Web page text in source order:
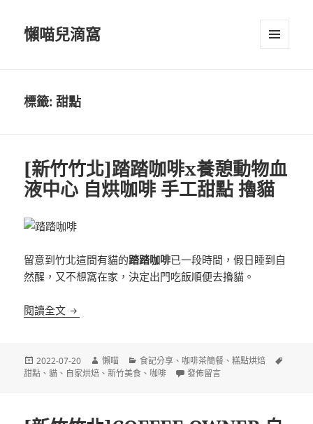
懶喵兒滴窩
標籤:甜點
[新竹竹北]踏踏咖啡x養憩動物血
液中心 自烘咖啡 手工甜點 擼貓
留意到竹北這間有貓的踏踏咖啡已一段時間，假日睡到自
然醒，又不想窩在家，決定出門吃飯順便去擼貓。
閱讀全文 [新竹竹北]踏踏咖啡x養憩動物血液中心 自烘咖啡 手
發
佈
2022-07-20
作
者
懶喵
分
類
食記分享 、 咖啡茶簡餐 、糕點烘焙
甜點 、貓 、 自家烘焙 、新竹美食 、 咖啡 在〈[新竹竹北]踏踏咖啡x養憩動
發佈留言